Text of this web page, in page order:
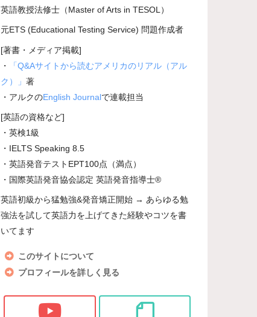
英語教授法修士（Master of Arts in TESOL）
元ETS (Educational Testing Service) 問題作成者
[著書・メディア掲載]
・
「Q&Aサイトから読むアメリカのリアル（アル
ク）」著
・アルクのEnglish Journalで連載担当
[英語の資格など]
・英検1級
・IELTS Speaking 8.5
・英語発音テストEPT100点（満点）
・国際英語発音協会認定 英語発音指導士®
英語初級から猛勉強&発音矯正開始 → あらゆる勉
強法を試して英語力を上げてきた経験やコツを書
いてます
このサイトについて
プロフィールを詳しく見る